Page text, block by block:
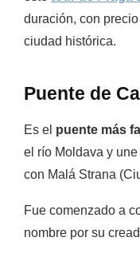
duración, con
ciudad histórica.
Puente de
Es el puente más
el río Moldava y une
con Malá Strana
Fue comenzado a
nombre por su